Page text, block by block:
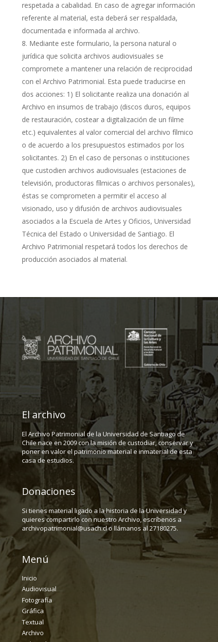
respetada a cabalidad. En caso de agregar información
referente al material, esta deberá ser respaldada,
documentada e informada al archivo.
Mediante este formulario, la persona natural o
jurídica que solicita archivos audiovisuales se
compromete a mantener una relación de reciprocidad
con el Archivo Patrimonial. Esta puede traducirse en
dos acciones: 1) El solicitante realiza una donación al
Archivo en insumos de trabajo (discos duros, equipos
de restauración, costear a digitalización de un filme
etc.) equivalentes al valor comercial del archivo fílmico
o de acuerdo a los presupuestos estimados por los
solicitantes. 2) En el caso de personas o instituciones
que custodien archivos audiovisuales (estaciones de
televisión, productoras fílmicas o archivos personales),
éstas se comprometen a permitir el acceso al
visionado, uso y difusión de archivos audiovisuales
asociados a la Escuela de Artes y Oficios, Universidad
Técnica del Estado o Universidad de Santiago. El
Archivo Patrimonial respetará todos los derechos de
producción asociados al material.
El archivo
El Archivo Patrimonial de la Universidad de Santiago de
Chile nace en 2009 con la misión de custodiar, conservar y
poner en valor el patrimonio material e inmaterial de esta
casa de estudios.
Donaciones
Si tienes material ligado a la historia de la Universidad y
quieres compartirlo con nuestro Archivo, escríbenos a
archivopatrimonial@usach.cl o llámanos al 27180275.
Menú
Inicio
Audiovisual
Fotografía
Gráfica
Textual
Archivo